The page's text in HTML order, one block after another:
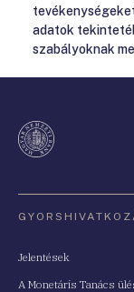
adatok
szabályoknak
Jelentések
A Monetáris Tanács